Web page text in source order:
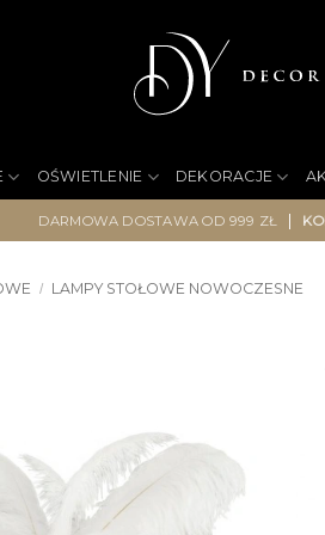
OŚWIETLENIE DEKORACJE
DARMOWA DOSTAWA OD 999 ZŁ |
/ LAMPY STOŁOWE NOWOCZESNE